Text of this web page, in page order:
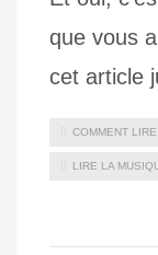
que vous
cet article
COMMENT
LIRE LA